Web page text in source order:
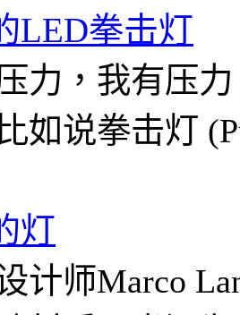
LED拳击灯
力，我有压
如说拳击灯
灯
计师Marco